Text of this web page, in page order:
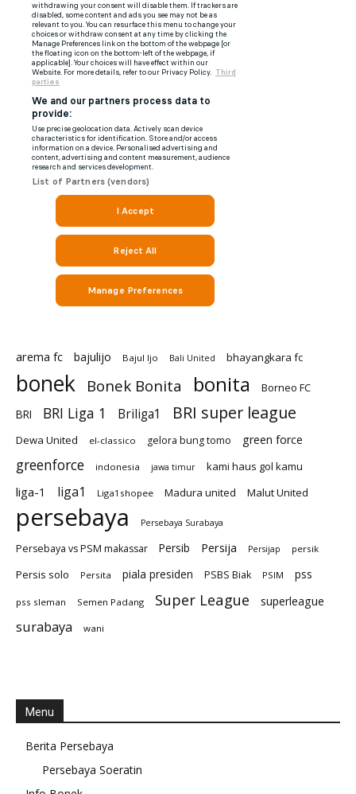
arema fc bajulijo Bajul Ijo Bali United bhayangkara fc
bonek Bonek Bonita bonita
Borneo FC
BRI
BRI Liga 1 Briliga1 BRI super league
Dewa United el-classico gelora bung tomo green force
greenforce indonesia jawa timur kami haus gol kamu
liga-1 liga1 Liga1shopee Madura united Malut United
persebaya Persebaya Surabaya
Persebaya vs PSM makassar Persib Persija Persijap persik
Persis solo Persita piala presiden PSBS Biak PSIM pss
pss sleman Semen Padang Super League superleague
surabaya wani
Menu
Berita Persebaya
Persebaya Soeratin